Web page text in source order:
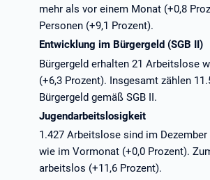
mehr als vor einem Monat (+0,8
Personen (+9,1 Prozent).
Entwicklung im Bürgergeld (SGB II)
Bürgergeld erhalten 21 Arbeitslose
(+6,3 Prozent). Insgesamt zählen
Bürgergeld gemäß SGB II.
Jugendarbeitslosigkeit
1.427 Arbeitslose sind im
wie im Vormonat (+0,0 Prozent).
arbeitslos (+11,6 Prozent).